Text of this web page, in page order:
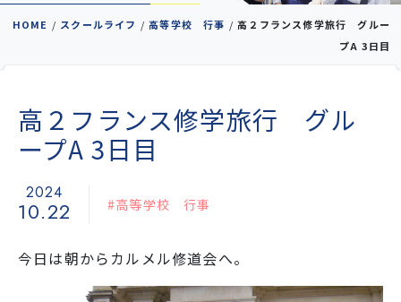
受験生の方へ 在校生の方へ
学校案内
教育と進路
学校生活
HOME / スクールライフ / 高等学校 行事 / 高２フランス修学旅行 グルー
プA 3日目
高２フランス修学旅行 グル
ープA 3日目
2024
10.22 #高等学校 行事
今日は朝からカルメル修道会へ。